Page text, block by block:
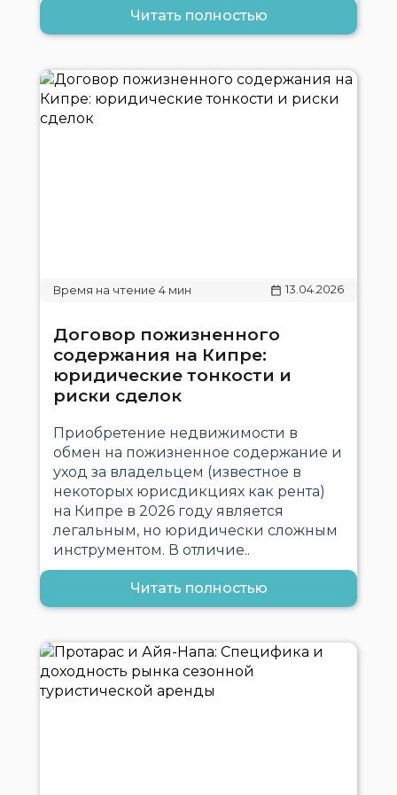
Читать полностью
13.04.2026
Договор пожизненного
содержания на Кипре:
юридические тонкости и
риски сделок
Приобретение недвижимости в
обмен на пожизненное содержание и
уход за владельцем (известное в
некоторых юрисдикциях как рента)
на Кипре в 2026 году является
легальным, но юридически сложным
инструментом. В отличие..
Читать полностью